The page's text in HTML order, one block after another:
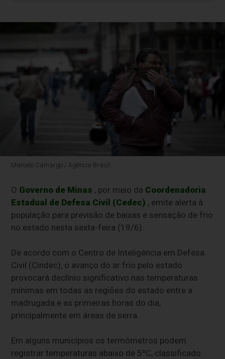
Marcelo Camargo / Agência Brasil
O Governo de Minas , por meio da Coordenadoria
Estadual de Defesa Civil (Cedec) , emite alerta à
população para previsão de baixas e sensação de frio
no estado nesta sexta-feira (19/6).
De acordo com o Centro de Inteligência em Defesa
Civil (Cindec), o avanço do ar frio pelo estado
provocará declínio significativo nas temperaturas
mínimas em todas as regiões do estado entre a
madrugada e as primeiras horas do dia,
principalmente em áreas de serra.
Em alguns municípios os termômetros podem
registrar temperaturas abaixo de 5ºC, classificado